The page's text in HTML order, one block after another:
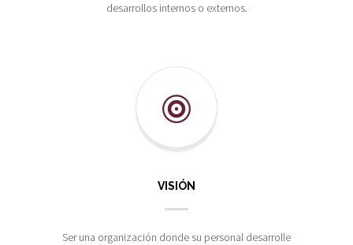
desarrollos internos o externos.
VISIÓN
Ser una organización donde su personal desarrolle